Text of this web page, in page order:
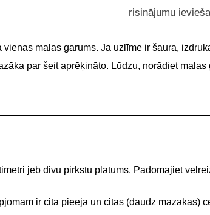
risinājumu
malas garums. Ja uzlīme ir šaura,
par šeit aprēķināto. Lūdzu, norādiet
jeb divu pirkstu platums. Padomājiet
ir cita pieeja un citas (daudz mazākas)